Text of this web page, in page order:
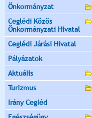
Önkormányzat
Ceglédi Közös
Önkormányzati Hivatal
Ceglédi Járási Hivatal
Pályázatok
Aktuális
Turizmus
Irány Cegléd